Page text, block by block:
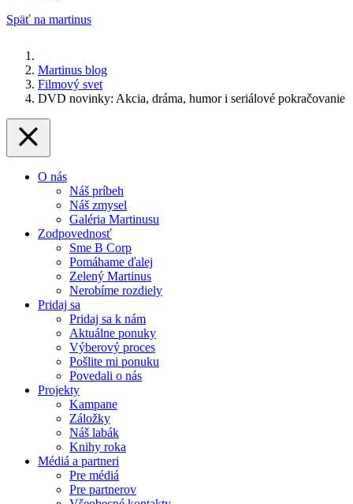
Späť na martinus
Martinus blog
Filmový svet
DVD novinky: Akcia, dráma, humor i seriálové pokračovanie
O nás
Náš príbeh
Náš zmysel
Galéria Martinusu
Zodpovednosť
Sme B Corp
Pomáhame ďalej
Zelený Martinus
Nerobíme rozdiely
Pridaj sa
Pridaj sa k nám
Aktuálne ponuky
Výberový proces
Pošlite mi ponuku
Povedali o nás
Projekty
Kampane
Záložky
Náš labák
Knihy roka
Médiá a partneri
Pre médiá
Pre partnerov